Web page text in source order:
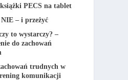
PECS na tablet
– i przeżyć
to wystarczy? –
do zachowań
trudnych w
komunikacji